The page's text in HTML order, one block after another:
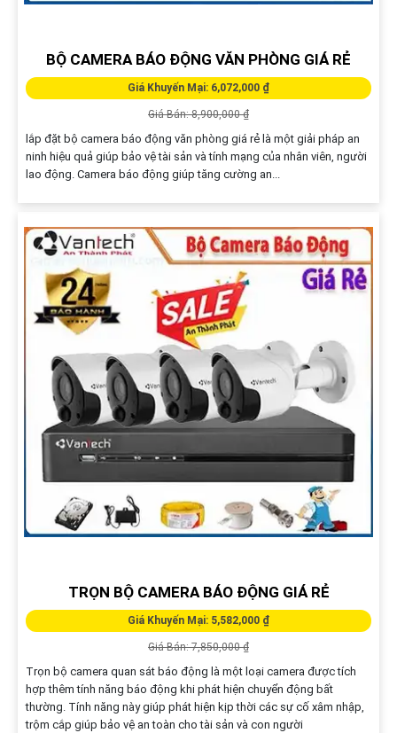
BỘ CAMERA BÁO ĐỘNG VĂN PHÒNG GIÁ RẺ
Giá Khuyến Mại: 6,072,000 ₫
Giá Bán: 8,900,000 ₫
lắp đặt bộ camera báo động văn phòng giá rẻ là một giải pháp an
ninh hiệu quả giúp bảo vệ tài sản và tính mạng của nhân viên, người
lao động. Camera báo động giúp tăng cường an...
TRỌN BỘ CAMERA BÁO ĐỘNG GIÁ RẺ
Giá Khuyến Mại: 5,582,000 ₫
Giá Bán: 7,850,000 ₫
Trọn bộ camera quan sát báo động là một loại camera được tích
hợp thêm tính năng báo động khi phát hiện chuyển động bất
thường. Tính năng này giúp phát hiện kịp thời các sự cố xâm nhập,
trộm cắp giúp bảo vệ an toàn cho tài sản và con người